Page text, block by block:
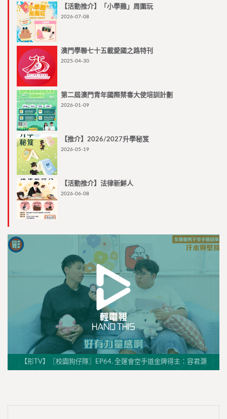
【活動推介】「小學雞」周圍玩
2026-07-08
澳門學聯七十五載愛國之路特刊
2025-04-30
第二屆澳門青年國際禁毒大使培訓計劃
2026-01-09
【推介】2026/2027升學秘笈
2026-05-19
【活動推介】法律新鮮人
2026-06-08
【形TV】〖校園狗仔隊〗EP64. 全運會空手道金牌得主：容君灝